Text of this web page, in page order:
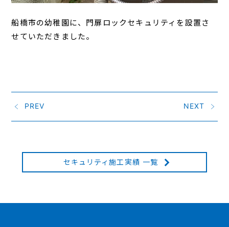
船橋市の幼稚園に、門扉ロックセキュリティを設置さ
せていただきました。
PREV NEXT
セキュリティ施工実績 一覧